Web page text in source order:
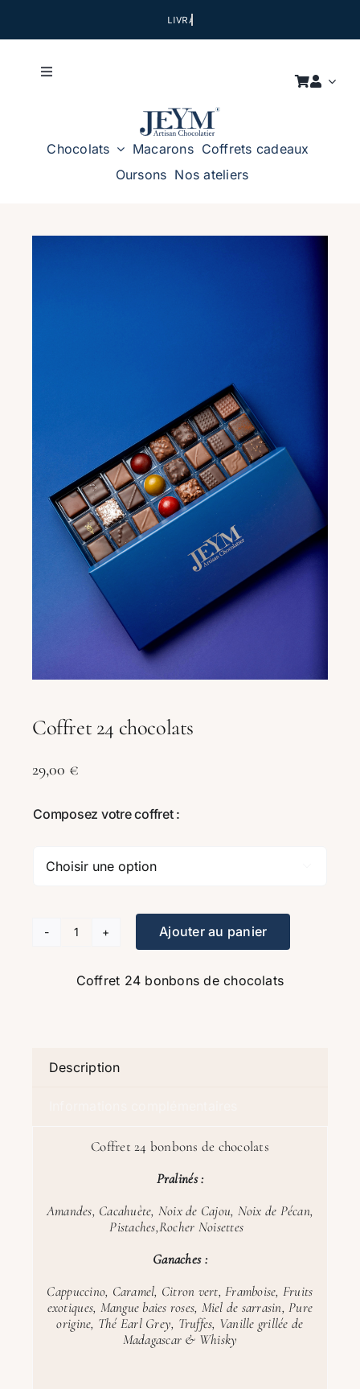
Toggle
Chocolats Macarons Coffrets cadeaux
Oursons Nos ateliers
Coffret 24 chocolats
29,00 €
Composez votre coffret :
quantité
Coffret
Ajouter au panier
Coffret 24 bonbons de chocolats
Description
Coffret 24 bonbons de chocolats
Pralinés :
Amandes, Cacahuète, Noix de Cajou, Noix de Pécan,
Pistaches,Rocher Noisettes
Ganaches :
Cappuccino, Caramel, Citron vert, Framboise, Fruits
exotiques, Mangue baies roses, Miel de sarrasin, Pure
origine, Thé Earl Grey, Truffes, Vanille grillée de
Madagascar & Whisky